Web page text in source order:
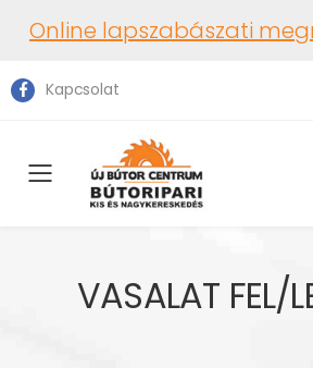
Online lapszabászati
Kapcsolat
Toggle mobile
VASALAT FEL/